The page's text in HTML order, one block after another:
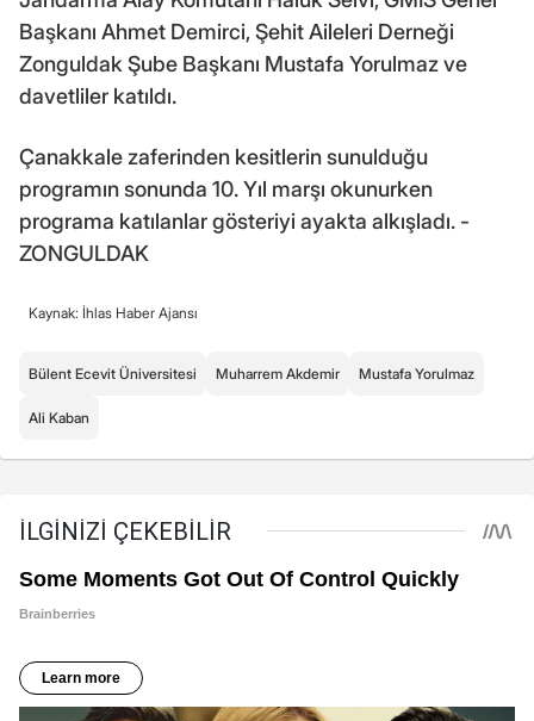
Başkanı Ahmet Demirci, Şehit Aileleri Derneği
Zonguldak Şube Başkanı Mustafa Yorulmaz ve
davetliler katıldı.
Çanakkale zaferinden kesitlerin sunulduğu
programın sonunda 10. Yıl marşı okunurken
programa katılanlar gösteriyi ayakta alkışladı. -
ZONGULDAK
Kaynak: İhlas Haber Ajansı
Bülent Ecevit Üniversitesi Muharrem Akdemir Mustafa Yorulmaz
Ali Kaban